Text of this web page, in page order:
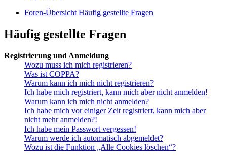
Foren-Übersicht Häufig gestellte Fragen
Häufig gestellte Fragen
Registrierung und Anmeldung
Wozu muss ich mich registrieren?
Was ist COPPA?
Warum kann ich mich nicht registrieren?
Ich habe mich registriert, kann mich aber nicht anmelden!
Warum kann ich mich nicht anmelden?
Ich habe mich vor einiger Zeit registriert, kann mich aber
nicht mehr anmelden?!
Ich habe mein Passwort vergessen!
Warum werde ich automatisch abgemeldet?
Wozu ist die Funktion „Alle Cookies löschen“?